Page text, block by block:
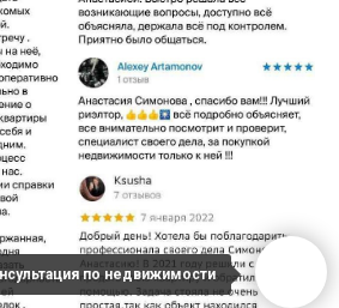
по недвижимости